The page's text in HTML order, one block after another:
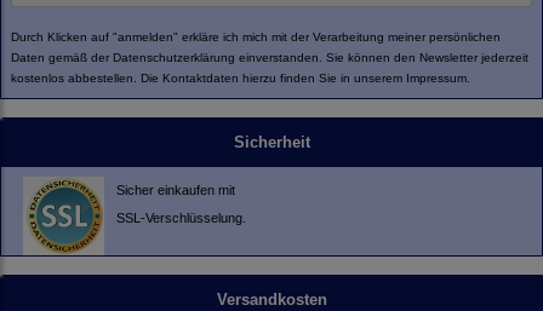
Durch Klicken auf "anmelden" erkläre ich mich mit der Verarbeitung meiner persönlichen
Daten gemäß der Datenschutzerklärung einverstanden. Sie können den Newsletter jederzeit
kostenlos abbestellen. Die Kontaktdaten hierzu finden Sie in unserem Impressum.
Sicherheit
Sicher einkaufen mit
SSL-Verschlüsselung.
Versandkosten